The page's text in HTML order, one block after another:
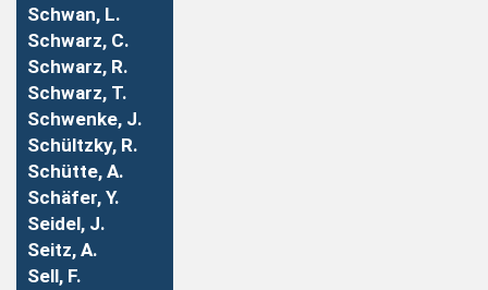
Schwan, L.
Schwarz, C.
Schwarz, R.
Schwarz, T.
Schwenke, J.
Schültzky, R.
Schütte, A.
Schäfer, Y.
Seidel, J.
Seitz, A.
Sell, F.